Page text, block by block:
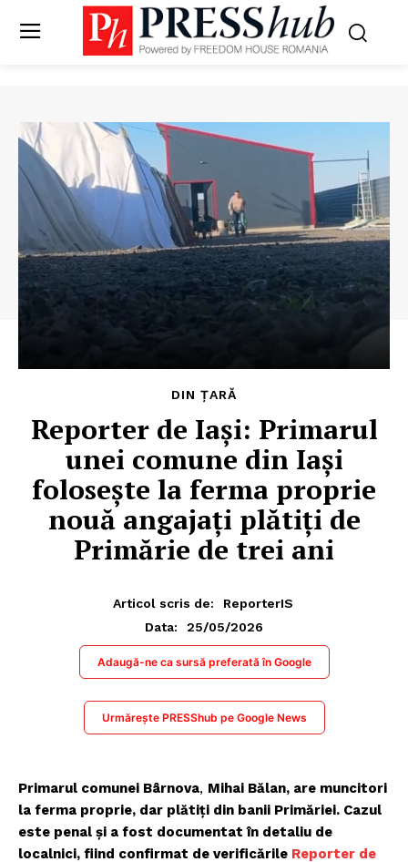
DIN ȚARĂ
Reporter de Iași: Primarul
unei comune din Iași
folosește la ferma proprie
nouă angajați plătiți de
Primărie de trei ani
Articol scris de:
ReporterIS
Data:
25/05/2026
Adaugă-ne ca sursă preferată în Google
Urmărește PRESShub pe Google News
Primarul comunei Bârnova, Mihai Bălan, are muncitori
la ferma proprie, dar plătiți din banii Primăriei. Cazul
este penal și a fost documentat în detaliu de
localnici, fiind confirmat de verificările Reporter de